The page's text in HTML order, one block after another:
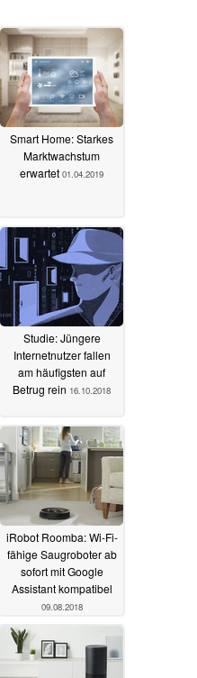
Smart Home: Starkes
Marktwachstum
erwartet 01.04.2019
Studie: Jüngere
Internetnutzer fallen
am häufigsten auf
Betrug rein 16.10.2018
iRobot Roomba: Wi-Fi-
fähige Saugroboter ab
sofort mit Google
Assistant kompatibel
09.08.2018